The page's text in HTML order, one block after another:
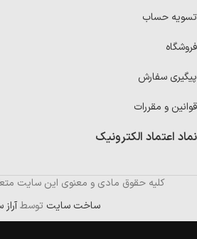
تسویه حساب
فروشگاه
پیگیری سفارش
قوانین و مقررات
نماد اعتماد الکترونیک
کلیه حقوق مادی و معنوی این سایت
ساخت سایت توسط